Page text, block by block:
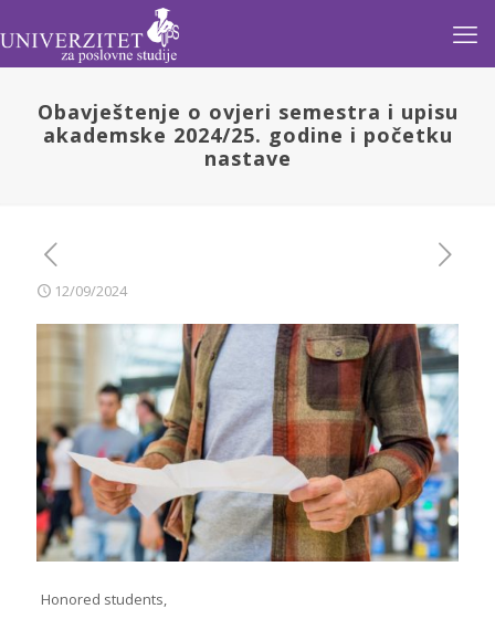
Obavještenje o ovjeri semestra i upisu
akademske 2024/25. godine i početku
nastave
12/09/2024
Honored students,